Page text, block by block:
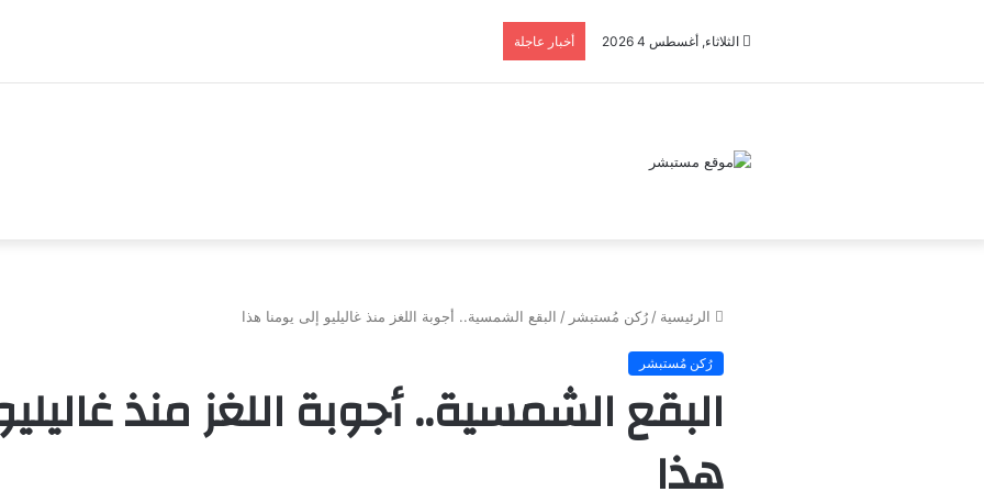
الثلاثاء, أغسطس 4 2026 أخبار عاجلة
الرئيسية / رُكن مُستبشر / البقع الشمسية.. أجوبة اللغز منذ غاليليو إلى يومنا هذا
رُكن مُستبشر
البقع الشمسية.. أجوبة اللغز منذ
هذا